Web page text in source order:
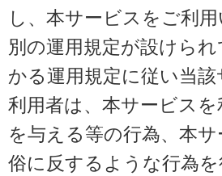
し、本サービスをご利
別の運用規定が設けら
かる運用規定に従い当
利用者は、本サービス
を与える等の行為、本
俗に反するような行為